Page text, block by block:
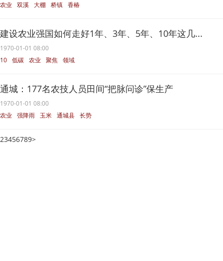
农业
双溪 大棚 桥镇 香椿
建设农业强国如何走好1年、3年、5年、10年这几...
1970-01-01 08:00
10 低碳 农业 聚焦 领域
通城：177名农技人员田间“把脉问诊”保生产
1970-01-01 08:00
农业
强降雨 玉米 通城县 长势
23456789>